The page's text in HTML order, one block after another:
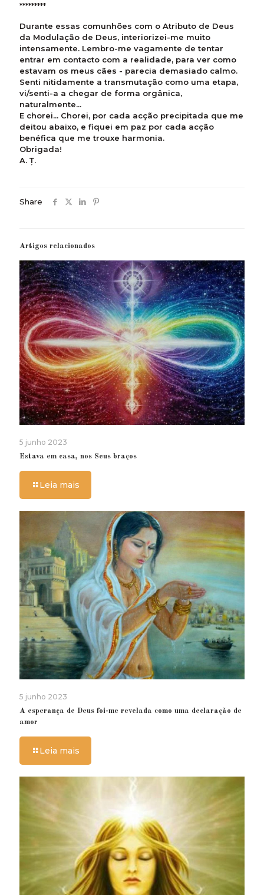
*********
Durante essas comunhões com o Atributo de Deus
da Modulação de Deus, interiorizei-me muito
intensamente. Lembro-me vagamente de tentar
entrar em contacto com a realidade, para ver como
estavam os meus cães - parecia demasiado calmo.
Senti nitidamente a transmutação como uma etapa,
vi/senti-a a chegar de forma orgânica,
naturalmente...
E chorei... Chorei, por cada acção precipitada que me
deitou abaixo, e fiquei em paz por cada acção
benéfica que me trouxe harmonia.
Obrigada!
A. Ț.
Share
Artigos relacionados
5 junho 2023
Estava em casa, nos Seus braços
Leia mais
5 junho 2023
A esperança de Deus foi-me revelada como uma declaração de
amor
Leia mais